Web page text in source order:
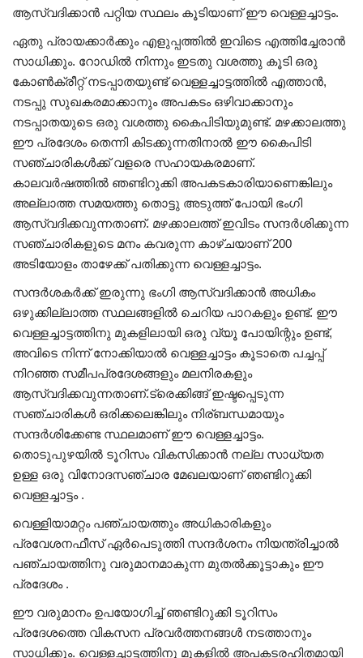
ആസ്വദിക്കാൻ പറ്റിയ സ്ഥലം കൂടിയാണ് ഈ വെള്ളച്ചാട്ടം.
ഏതു പ്രായക്കാർക്കും എളുപ്പത്തിൽ ഇവിടെ എത്തിച്ചേരാൻ
സാധിക്കും. റോഡിൽ നിന്നും ഇടതു വശത്തു കൂടി ഒരു
കോൺക്രീറ്റ് നടപ്പാതയുണ്ട് വെള്ളച്ചാട്ടത്തിൽ എത്താൻ,
നടപ്പു സുഖകരമാക്കാനും അപകടം ഒഴിവാക്കാനും
നടപ്പാതയുടെ ഒരു വശത്തു കൈപിടിയുമുണ്ട്. മഴക്കാലത്തു
ഈ പ്രദേശം തെന്നി കിടക്കുന്നതിനാൽ ഈ കൈപിടി
സഞ്ചാരികൾക്ക് വളരെ സഹായകരമാണ്.
കാലവർഷത്തിൽ ഞണ്ടിറുക്കി അപകടകാരിയാണെങ്കിലും
അല്ലാത്ത സമയത്തു തൊട്ടു അടുത്ത് പോയി ഭംഗി
ആസ്വദിക്കവുന്നതാണ്. മഴക്കാലത്ത് ഇവിടം സന്ദർശിക്കുന്ന
സഞ്ചാരികളുടെ മനം കവരുന്ന കാഴ്ചയാണ് 200
അടിയോളം താഴേക്ക് പതിക്കുന്ന വെള്ളച്ചാട്ടം.
സന്ദർശകർക്ക് ഇരുന്നു ഭംഗി ആസ്വദിക്കാൻ അധികം
ഒഴുക്കില്ലാത്ത സ്ഥലങ്ങളിൽ ചെറിയ പാറകളും ഉണ്ട്. ഈ
വെള്ളച്ചാട്ടത്തിനു മുകളിലായി ഒരു വ്യൂ പോയിന്റും ഉണ്ട്,
അവിടെ നിന്ന് നോക്കിയാൽ വെള്ളച്ചാട്ടം കൂടാതെ പച്ചപ്പ്
നിറഞ്ഞ സമീപപ്രദേശങ്ങളും മലനിരകളും
ആസ്വദിക്കവുന്നതാണ്.ട്രെക്കിങ്ങ് ഇഷ്ടപ്പെടുന്ന
സഞ്ചാരികൾ ഒരിക്കലെങ്കിലും നിര്ബന്ധമായും
സന്ദർശിക്കേണ്ട സ്ഥലമാണ് ഈ വെള്ളച്ചാട്ടം.
തൊടുപുഴയിൽ ടൂറിസം വികസിക്കാൻ നല്ല സാധ്യത
ഉള്ള ഒരു വിനോദസഞ്ചാര മേഖലയാണ് ഞണ്ടിറുക്കി
വെള്ളച്ചാട്ടം .
വെള്ളിയാമറ്റം പഞ്ചായത്തും അധികാരികളും
പ്രവേശനഫീസ് ഏർപെടുത്തി സന്ദർശനം നിയന്ത്രിച്ചാൽ
പഞ്ചായത്തിനു വരുമാനമാകുന്ന മുതൽക്കൂട്ടാകും ഈ
പ്രദേശം .
ഈ വരുമാനം ഉപയോഗിച്ച് ഞണ്ടിറുക്കി ടൂറിസം
പ്രദേശത്തെ വികസന പ്രവർത്തനങ്ങൾ നടത്താനും
സാധിക്കും. വെള്ളച്ചാട്ടത്തിനു മുകളിൽ അപകടരഹിതമായി